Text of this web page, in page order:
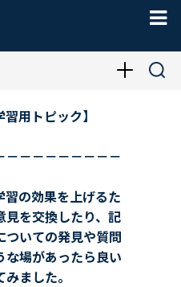
用トピック】
－－－－－－－－－
習の効果を上げるた
見を交換したり、記
ついての発見や質問
な場があったら良い
ました。